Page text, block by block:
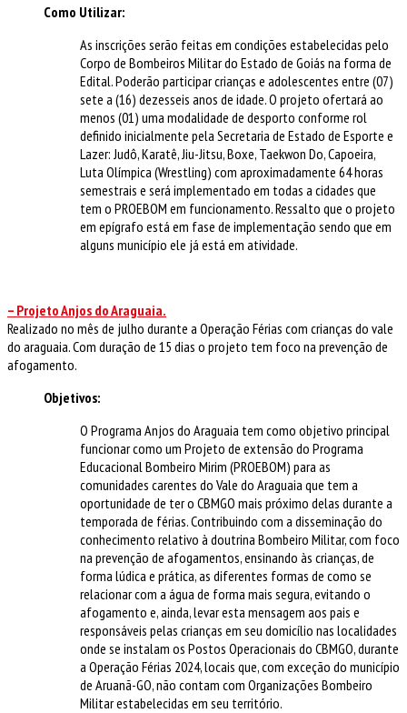
Como Utilizar:
As inscrições serão feitas em condições estabelecidas pelo
Corpo de Bombeiros Militar do Estado de Goiás na forma de
Edital. Poderão participar crianças e adolescentes entre (07)
sete a (16) dezesseis anos de idade. O projeto ofertará ao
menos (01) uma modalidade de desporto conforme rol
definido inicialmente pela Secretaria de Estado de Esporte e
Lazer: Judô, Karatê, Jiu-Jitsu, Boxe, Taekwon Do, Capoeira,
Luta Olímpica (Wrestling) com aproximadamente 64 horas
semestrais e será implementado em todas a cidades que
tem o PROEBOM em funcionamento. Ressalto que o projeto
em epígrafo está em fase de implementação sendo que em
alguns município ele já está em atividade.
– Projeto Anjos do Araguaia.
Realizado no mês de julho durante a Operação Férias com crianças do vale
do araguaia. Com duração de 15 dias o projeto tem foco na prevenção de
afogamento.
Objetivos:
O Programa Anjos do Araguaia tem como objetivo principal
funcionar como um Projeto de extensão do Programa
Educacional Bombeiro Mirim (PROEBOM) para as
comunidades carentes do Vale do Araguaia que tem a
oportunidade de ter o CBMGO mais próximo delas durante a
temporada de férias. Contribuindo com a disseminação do
conhecimento relativo à doutrina Bombeiro Militar, com foco
na prevenção de afogamentos, ensinando às crianças, de
forma lúdica e prática, as diferentes formas de como se
relacionar com a água de forma mais segura, evitando o
afogamento e, ainda, levar esta mensagem aos pais e
responsáveis pelas crianças em seu domicílio nas localidades
onde se instalam os Postos Operacionais do CBMGO, durante
a Operação Férias 2024, locais que, com exceção do município
de Aruanã-GO, não contam com Organizações Bombeiro
Militar estabelecidas em seu território.